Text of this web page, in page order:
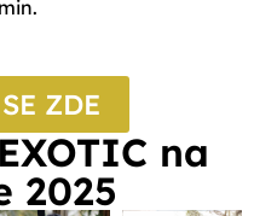
na
2025
ZDE